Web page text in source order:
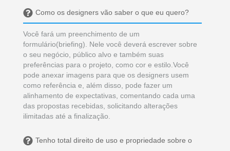
Como os designers vão saber o que eu quero?
Você fará um preenchimento de um
formulário(briefing). Nele você deverá escrever sobre
o seu negócio, público alvo e também suas
preferências para o projeto, como cor e estilo.Você
pode anexar imagens para que os designers usem
como referência e, além disso, pode fazer um
alinhamento de expectativas, comentando cada uma
das propostas recebidas, solicitando alterações
ilimitadas até a finalização.
Tenho total direito de uso e propriedade sobre o